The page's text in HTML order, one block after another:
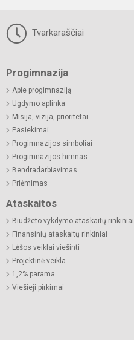
Tvarkaraščiai
Progimnazija
Apie progimnaziją
Ugdymo aplinka
Misija, vizija, prioritetai
Pasiekimai
Progimnazijos simboliai
Progimnazijos himnas
Bendradarbiavimas
Priėmimas
Ataskaitos
Biudžeto vykdymo ataskaitų rinkiniai
Finansinių ataskaitų rinkiniai
Lėšos veiklai viešinti
Projektinė veikla
1,2% parama
Viešieji pirkimai